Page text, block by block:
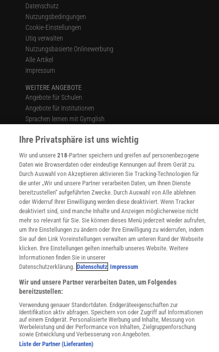
Datenschutz
Nutzungsbedingungen
Cookie-Einstellungen
Utiq verwalten
Nutzungsbasierte Onlinewerbung
Alle Artikel
Impressum
WEITERE ANGEBOTE
Angebote für Schulen
Angebote für Institutionen
Sprachen lernen mit Gymglish
Für Spektrum schreiben
Zugänglichkeitserklärung
WEBSEITEN
KielSCN
Wissenschaft in die Schulen
SciLogs
Uns finden Sie auch hier:
Ihre Privatsphäre ist uns wichtig
Wir und unsere218-Partner speichern und greifen auf personenbezogene
Daten wie Browserdaten oder eindeutige Kennungen auf Ihrem Gerät zu.
Durch Auswahl von Akzeptieren aktivieren Sie Tracking-Technologien für
die unter „Wir und unsere Partner verarbeiten Daten, um Ihnen Dienste
bereitzustellen“ aufgeführten Zwecke. Durch Auswahl von Alle ablehnen
oder Widerruf Ihrer Einwilligung werden diese deaktiviert. Wenn Tracker
deaktiviert sind, sind manche Inhalte und Anzeigen möglicherweise nicht
mehr so relevant für Sie. Sie können dieses Menü jederzeit wieder aufrufen,
um Ihre Einstellungen zu ändern oder Ihre Einwilligung zu widerrufen, indem
Sie auf den Link Voreinstellungen verwalten am unteren Rand der Webseite
klicken. Ihre Einstellungen gelten innerhalb unseres Website. Weitere
Informationen finden Sie in unserer
Datenschutzerklärung. Datenschutz Impressum
Wir und unsere Partner verarbeiten Daten, um Folgendes
bereitzustellen:
Verwendung genauer Standortdaten. Endgeräteeigenschaften zur
Identifikation aktiv abfragen. Speichern von oder Zugriff auf Informationen
auf einem Endgerät. Personalisierte Werbung und Inhalte, Messung von
Werbeleistung und der Performance von Inhalten, Zielgruppenforschung
sowie Entwicklung und Verbesserung von Angeboten.
Liste der Partner (Lieferanten)